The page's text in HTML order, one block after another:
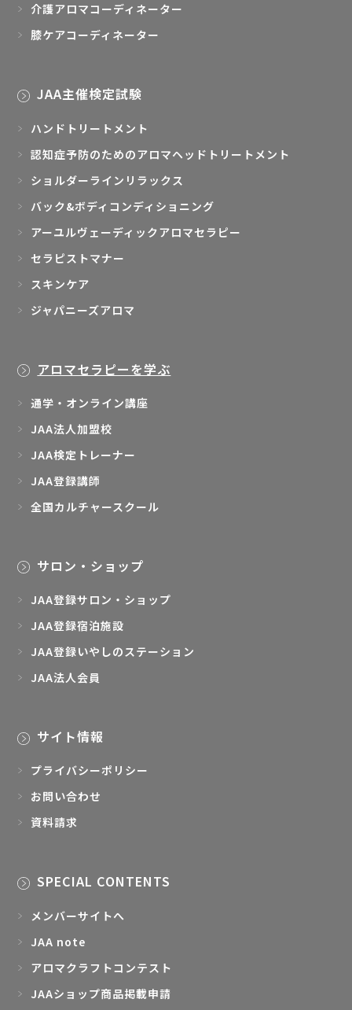
介護アロマコーディネーター
膝ケアコーディネーター
JAA主催検定試験
ハンドトリートメント
認知症予防のためのアロマヘッドトリートメント
ショルダーラインリラックス
バック&ボディコンディショニング
アーユルヴェーディックアロマセラピー
セラピストマナー
スキンケア
ジャパニーズアロマ
アロマセラピーを学ぶ
通学・オンライン講座
JAA法人加盟校
JAA検定トレーナー
JAA登録講師
全国カルチャースクール
サロン・ショップ
JAA登録サロン・ショップ
JAA登録宿泊施設
JAA登録いやしのステーション
JAA法人会員
サイト情報
プライバシーポリシー
お問い合わせ
資料請求
SPECIAL CONTENTS
メンバーサイトへ
JAA note
アロマクラフトコンテスト
JAAショップ商品掲載申請